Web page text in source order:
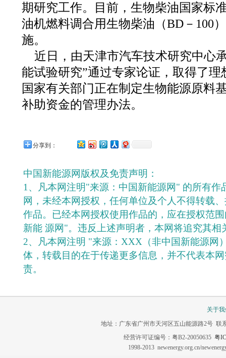
期研究工作。目前，生物柴油国家标
油机燃料调合用生物柴油（BD－100
施。
近日，由天津市汽车技术研究中心
能试验研究”通过专家论证，取得了
国家有关部门正在制定生物能源原料
补助资金的管理办法。
分享到：
中国新能源网版权及免责声明：
1、凡本网注明"来源：中国新能源网" 的所有作
网，未经本网授权，任何单位及个人不得转载
作品。已经本网授权使用作品的，应在授权范
新能 源网"。违反上述声明者，本网将追究其相
2、凡本网注明 "来源：XXX（非中国新能源网
体，转载目的在于传递更多信息，并不代表本
责。
关于
地址：广东省广州市天河区五山能源路2号 联
经营许可证编号：粤B2-20050635 粤
1998-2013 newenergy.org.cn/